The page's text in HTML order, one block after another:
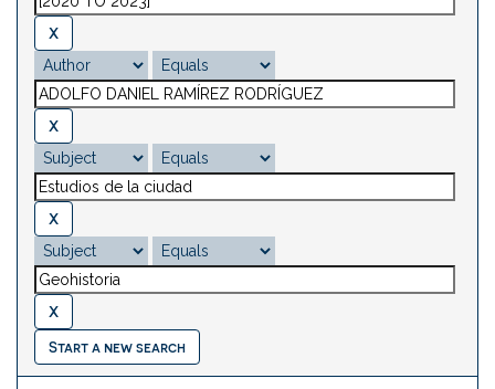
Start a new search